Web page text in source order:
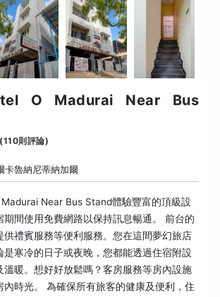
O Madurai Near Bus
則評論)
卡魯納尼蒂納加爾
Near Bus Stand體驗豐富的頂級設
期間使用免費網路以保持訊息暢通。 前台的
供禮賓服務等便利服務。您在這間夢幻旅店
是寒冷的日子或夜晚，您都能透過住宿附設
溫暖。想好好放鬆嗎？客房服務等房內設施
內時光。 為確保所有旅客的健康及便利，住